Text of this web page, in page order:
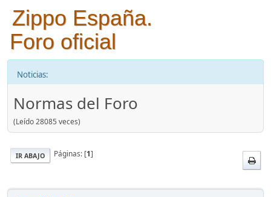
Zippo España.
Foro oficial
Noticias:
Normas del Foro
(Leído 28085 veces)
IR ABAJO Páginas: [1]